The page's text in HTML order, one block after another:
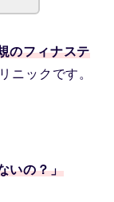
のフィナステ
ニックです。
いの？」